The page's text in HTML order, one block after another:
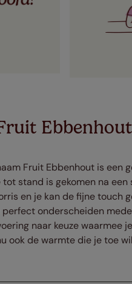
Ebbenhout
Fruit Ebbenhout is een
stand is gekomen na
en je kan de fijne touch
onderscheiden
naar keuze waarmee
ook de warmte die je toe